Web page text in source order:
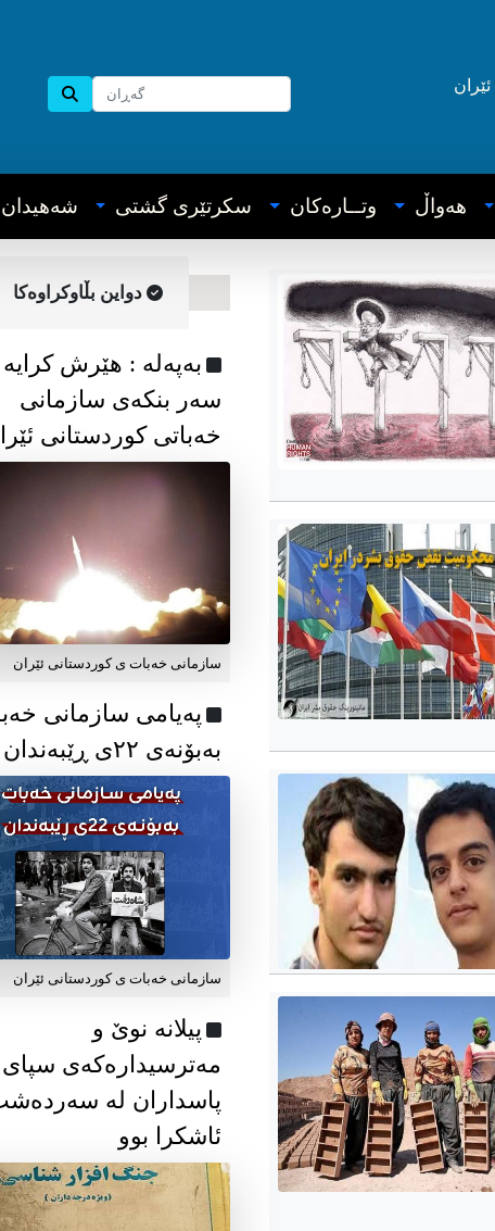
ئێران
هه‌واڵ وتــاره‌کان سکرتێری گشتی شه‌هیدان
دواین بڵاوکراوه‌کا
به‌په‌له‌ : هێرش کرایە
سەر بنکەی سازمانی
خەباتی کوردستانی
سازمانی خەبات ی کوردستانی ئێران
پەیامی سازمانی
بەبۆنەی ۲۲ی ڕێبەندان
سازمانی خەبات ی كوردستانی ئێران
پیلانە نوێ و
مەترسیدارەکەی سپای
پاسداران لە
ئاشکرا بوو